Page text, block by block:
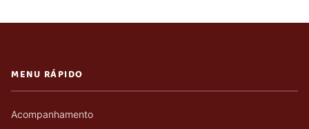
MENU RÁPIDO
Acompanhamento